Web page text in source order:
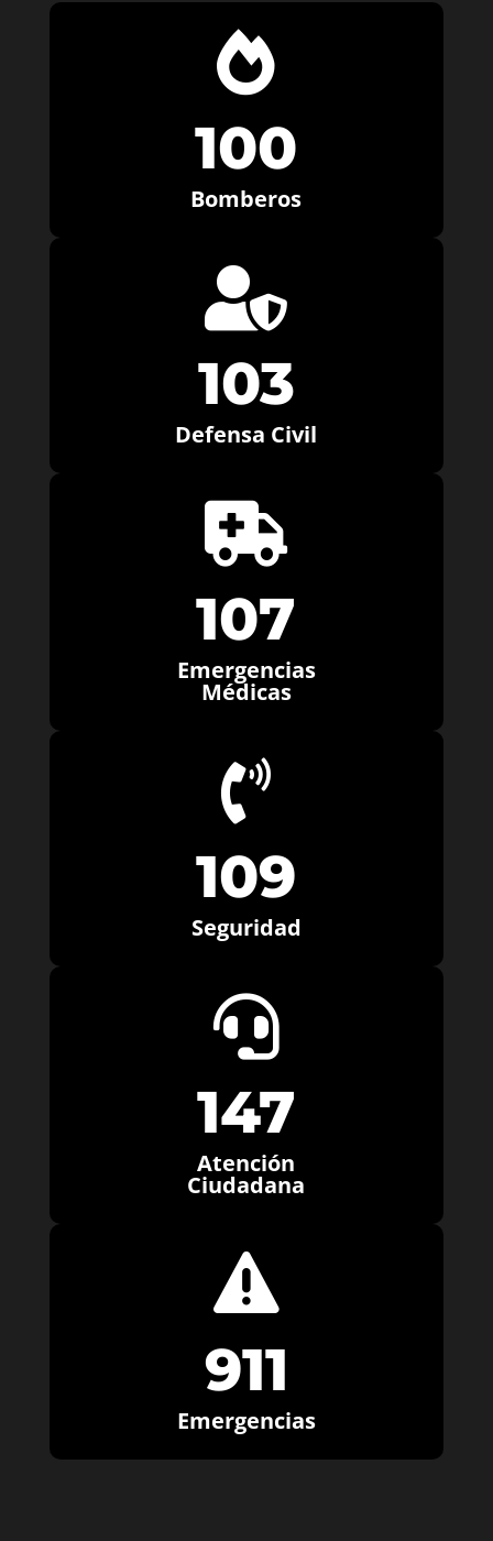

100
Bomberos

103
Defensa Civil

107
Emergencias
Médicas

109
Seguridad

147
Atención
Ciudadana

911
Emergencias